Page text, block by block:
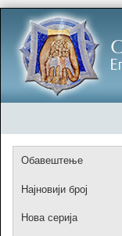
Обавештење
Најновији број
Нова серија